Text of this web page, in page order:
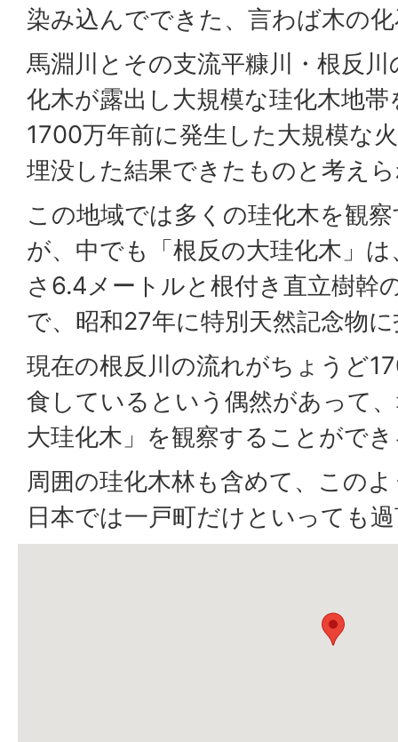
染み込んでできた、言わば木の
馬淵川とその支流平糠川・根反
化木が露出し大規模な珪化木地
1700万年前に発生した大規模な
埋没した結果できたものと考え
この地域では多くの珪化木を観
が、中でも「根反の大珪化木」
さ6.4メートルと根付き直立樹幹
で、昭和27年に特別天然記念物
現在の根反川の流れがちょうど
食しているという偶然があって
大珪化木」を観察することがで
周囲の珪化木林も含めて、この
日本では一戸町だけといっても